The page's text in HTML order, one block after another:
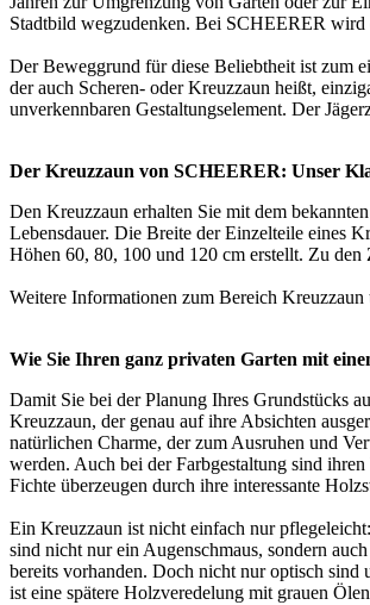
Stadtbild wegzudenken. Bei SCHEERER wird
Der Beweggrund für diese Beliebtheit ist zum
der auch Scheren- oder Kreuzzaun heißt,
unverkennbaren Gestaltungselement. Der
Der Kreuzzaun von SCHEERER: Unser
Den Kreuzzaun erhalten Sie mit dem
Lebensdauer. Die Breite der Einzelteile eines
Höhen 60, 80, 100 und 120 cm erstellt. Zu
Weitere Informationen zum Bereich
Wie Sie Ihren ganz privaten Garten mit
Damit Sie bei der Planung Ihres Grundstücks
Kreuzzaun, der genau auf ihre Absichten
natürlichen Charme, der zum Ausruhen und
werden. Auch bei der Farbgestaltung sind
Fichte überzeugen durch ihre interessante
Ein Kreuzzaun ist nicht einfach nur
sind nicht nur ein Augenschmaus, sondern
bereits vorhanden. Doch nicht nur optisch
ist eine spätere Holzveredelung mit grauen